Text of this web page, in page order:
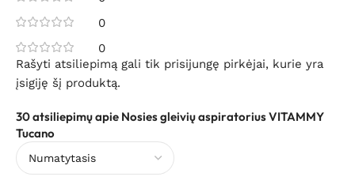
0
0
30 atsiliepimų apie Nosies gleivių aspiratorius VITAMMY
Tucano
Rašyti atsiliepimą gali tik prisijungę pirkėjai, kurie yra
įsigiję šį produktą.